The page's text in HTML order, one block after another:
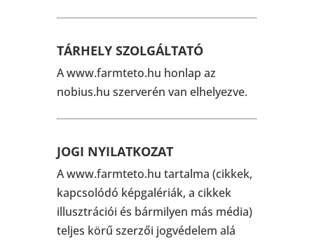
TÁRHELY SZOLGÁLTATÓ
A www.farmteto.hu honlap az
nobius.hu szerverén van elhelyezve.
JOGI NYILATKOZAT
A www.farmteto.hu tartalma (cikkek,
kapcsolódó képgalériák, a cikkek
illusztrációi és bármilyen más média)
teljes körű szerzői jogvédelem alá